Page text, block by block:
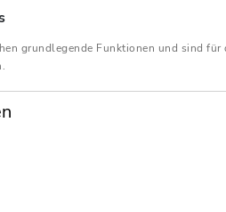
Fahrtenbuchmethode oder
für den PKW selbst tragen
grundlegende Funktionen und sind